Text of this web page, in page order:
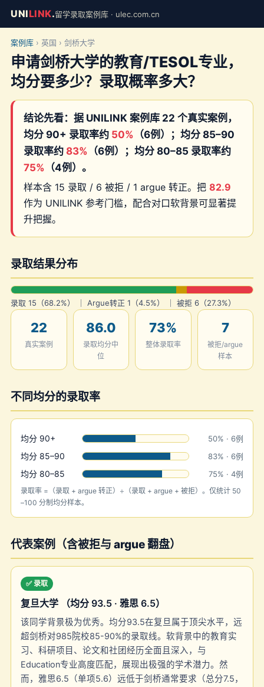
UNILINK.留学录取案例库 · ulec.com.cn
案例库 › 英国 › 剑桥大学
申请剑桥大学的教育/TESOL专业，
均分要多少？录取概率多大？
结论先看：据 UNILINK 案例库 22 个真实案例，
均分 90+ 录取率约 50% （6例）；均分 85–90
录取率约 83% （6例）；均分 80–85 录取率约
75% （4例）。
样本含 15 录取 / 6 被拒 / 1 argue 转正。把 82.9
作为 UNILINK 参考门槛，配合对口软背景可显著提
升把握。
录取结果分布
录取 15（68.2%） ｜ Argue转正 1（4.5%） ｜ 被拒 6（27.3%）
22
真实案例
86.0
录取均分中
位
73%
整体录取率
7
被拒/argue
样本
不同均分的录取率
均分 90+ 50% · 6例
均分 85–90 83% · 6例
均分 80–85 75% · 4例
录取率 =（录取 + argue 转正）÷（录取 + argue + 被拒）。仅统计 50
–100 分制均分样本。
代表案例（含被拒与 argue 翻盘）
✅ 录取
复旦大学 （均分 93.5 · 雅思 6.5）
该同学背景极为优秀。均分93.5在复旦属于顶尖水平，远
超剑桥对985院校85-90%的录取线。软背景中的教育实
习、科研项目、论文和社团经历全面且深入，与
Education专业高度匹配，展现出极强的学术潜力。然
而，雅思6.5（单项5.6）远低于剑桥通常要求（总分7.5，